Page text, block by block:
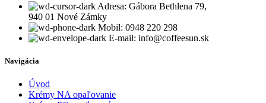
Adresa: Gábora Bethlena 79,
940 01 Nové Zámky
Mobil: 0948 220 298
E-mail: info@coffeesun.sk
Navigácia
Úvod
Krémy NA opaľovanie